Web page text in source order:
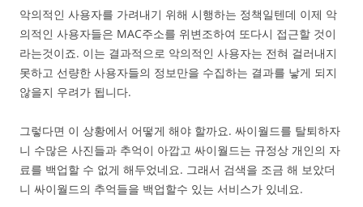
악의적인 사용자를 가려내기 위해 시행하는 정책일텐데 이제 악
의적인 사용자들은 MAC주소를 위변조하여 또다시 접근할 것이
라는것이죠. 이는 결과적으로 악의적인 사용자는 전혀 걸러내지
못하고 선량한 사용자들의 정보만을 수집하는 결과를 낳게 되지
않을지 우려가 됩니다.
그렇다면 이 상황에서 어떻게 해야 할까요. 싸이월드를 탈퇴하자
니 수많은 사진들과 추억이 아깝고 싸이월드는 규정상 개인의 자
료를 백업할 수 없게 해두었네요. 그래서 검색을 조금 해 보았더
니 싸이월드의 추억들을 백업할수 있는 서비스가 있네요.